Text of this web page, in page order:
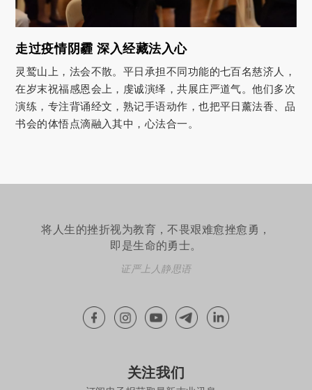
走过疫情阴霾 深入经藏法入心
灵鹫山上，法会不散。平日承担不同功能的七百名慈济人，
在岁末祝福感恩会上，虔诚演绎，共展庄严道气。他们多次
演练，专注背诵经文，熟记手语动作，也把平日薰法香、品
书会的体悟点滴融入其中，心法合一。
将人生的挫折视为教育，不畏艰难愈挫愈勇，
即是生命的勇士。
证严上人静思语
关注我们